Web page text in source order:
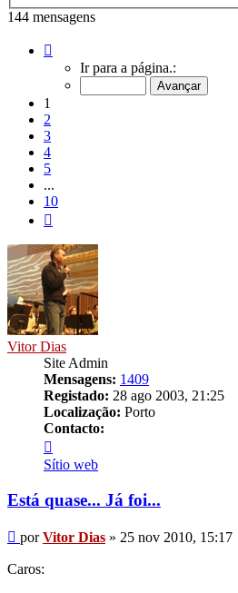
144 mensagens
Ir para a página.:
1
2
3
4
5
...
10
Vitor Dias
Site Admin
Mensagens: 1409
Registado: 28 ago 2003, 21:25
Localização: Porto
Contacto:
Vitor
Dias
Sítio web
Está quase... Já foi...
Mensagem
porVitor Dias » 25 nov 2010, 15:17
Caros: